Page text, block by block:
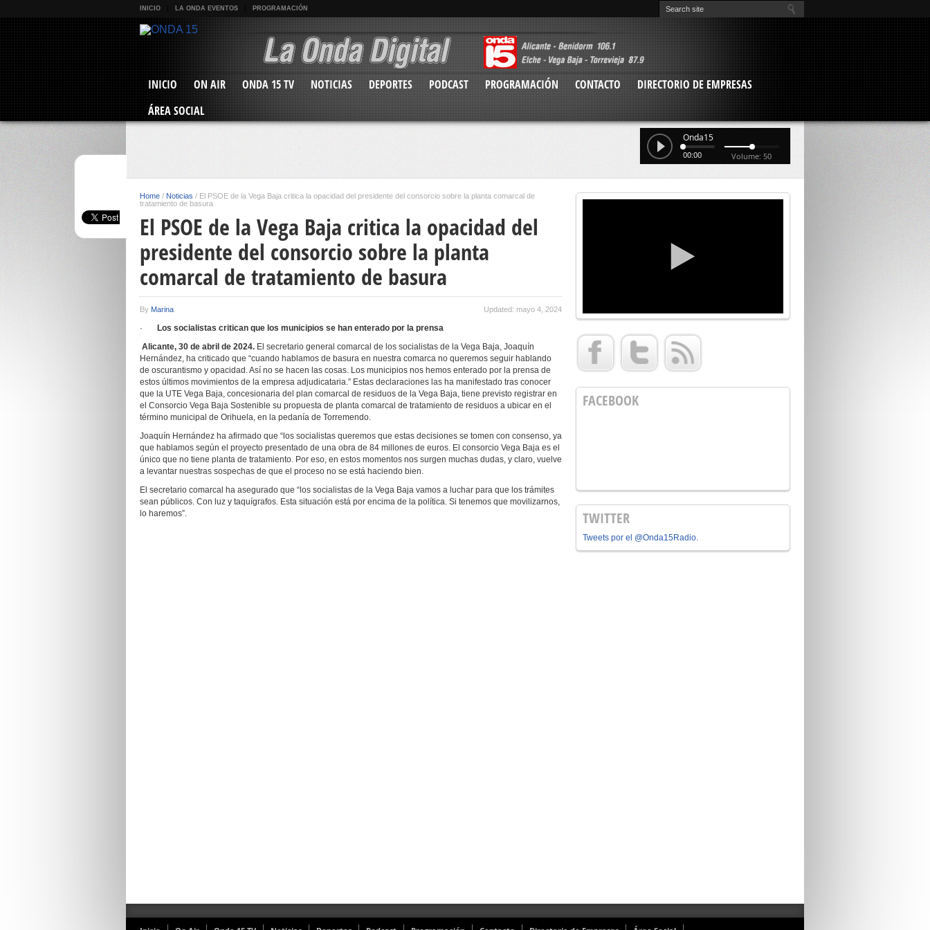
INICIO LA ONDA EVENTOS PROGRAMACIÓN
INICIO ON AIR ONDA 15 TV NOTICIAS DEPORTES PODCAST PROGRAMACIÓN CONTACTO
DIRECTORIO DE EMPRESAS
ÁREA SOCIAL
Onda15
00:00 Volume: 50
Home / Noticias / El PSOE de la Vega Baja critica la opacidad del presidente del consorcio sobre la planta comarcal de
tratamiento de basura
El PSOE de la Vega Baja critica la opacidad del
presidente del consorcio sobre la planta
comarcal de tratamiento de basura
By Marina Updated: mayo 4, 2024
·
Los socialistas critican que los municipios se han enterado por la prensa
Alicante, 30 de abril de 2024. El secretario general comarcal de los socialistas de la Vega Baja, Joaquín
Hernández, ha criticado que “cuando hablamos de basura en nuestra comarca no queremos seguir hablando
de oscurantismo y opacidad. Así no se hacen las cosas. Los municipios nos hemos enterado por la prensa de
estos últimos movimientos de la empresa adjudicataria.” Estas declaraciones las ha manifestado tras conocer
que la UTE Vega Baja, concesionaria del plan comarcal de residuos de la Vega Baja, tiene previsto registrar en
el Consorcio Vega Baja Sostenible su propuesta de planta comarcal de tratamiento de residuos a ubicar en el
término municipal de Orihuela, en la pedanía de Torremendo.
Joaquín Hernández ha afirmado que “los socialistas queremos que estas decisiones se tomen con consenso, ya
que hablamos según el proyecto presentado de una obra de 84 millones de euros. El consorcio Vega Baja es el
único que no tiene planta de tratamiento. Por eso, en estos momentos nos surgen muchas dudas, y claro, vuelve
a levantar nuestras sospechas de que el proceso no se está haciendo bien.
El secretario comarcal ha asegurado que “los socialistas de la Vega Baja vamos a luchar para que los trámites
sean públicos. Con luz y taquígrafos. Esta situación está por encima de la política. Si tenemos que movilizarnos,
lo haremos”.
FACEBOOK
TWITTER
Tweets por el @Onda15Radio.